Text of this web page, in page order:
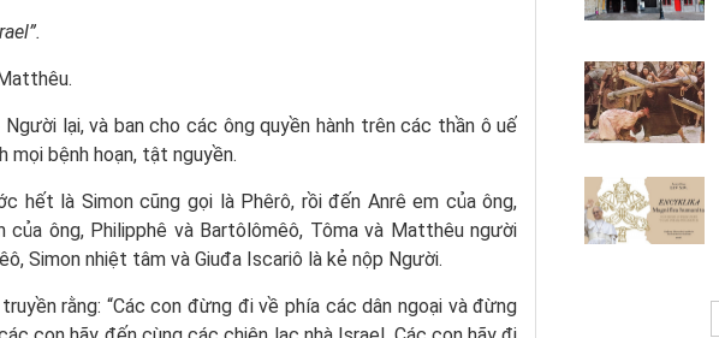
Người lại, và ban cho các ông quyền hành trên các thần ô uế
mọi bệnh hoạn, tật nguyền.
hết là Simon cũng gọi là Phêrô, rồi đến Anrê em của ông,
của ông, Philipphê và Bartôlômêô, Tôma và Matthêu người
Simon nhiệt tâm và Giuđa Iscariô là kẻ nộp Người.
rằng: “Các con đừng đi về phía các dân ngoại và đừng